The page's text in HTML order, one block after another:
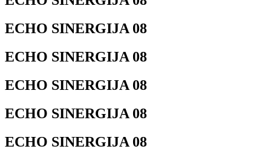
ECHO SINERGIJA 08
ECHO SINERGIJA 08
ECHO SINERGIJA 08
ECHO SINERGIJA 08
ECHO SINERGIJA 08